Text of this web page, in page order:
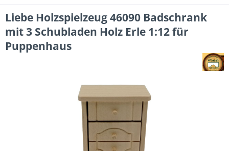
Liebe Holzspielzeug 46090 Badschrank
mit 3 Schubladen Holz Erle 1:12 für
Puppenhaus